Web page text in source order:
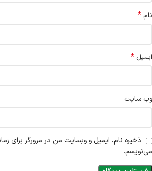
نام*
ایمیل *
وب‌ سایت
ذخیره نام، ایمیل و وبسایت من در مرورگر برای
می‌نویسم.